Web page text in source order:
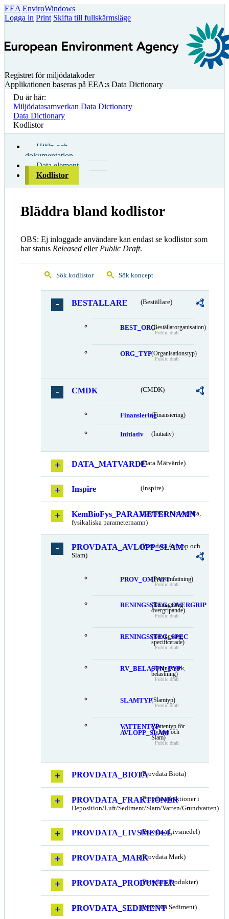
EEA EnviroWindows
Logga in Print Skifta till fullskärmsläge
Registret för miljödatakoder
Applikationen baseras på EEA:s Data Dictionary
Du är här:
Miljödatasamverkan Data Dictionary
Data Dictionary
Kodlistor
Hjälp och
dokumentation
Data element
Kodlistor
Bläddra bland kodlistor
OBS: Ej inloggade användare kan endast se kodlistor som
har status Released eller Public Draft.
Sök kodlistor Sök koncept
BESTALLARE (Beställare)
BEST_ORG(Beställarorganisation)
Public draft
ORG_TYP(Organisationstyp)
Public draft
CMDK (CMDK)
Finansiering(Finansiering)
Initiativ (Initiativ)
DATA_MATVARDE(Data Mätvärde)
Inspire (Inspire)
KemBioFys_PARAMETERNAMN
(Kemiska, biologiska,
fysikaliska parameternamn)
PROVDATA_AVLOPP_SLAM
(Provdata Avlopp och
Slam)
PROV_OMFATT(Provomfattning)
Public draft
RENINGSSTEG_OVERGRIP
(Reningssteg
övergripande)
Public draft
RENINGSSTEG_SPEC
(Reningssteg
specificerade)
Public draft
RV_BELASTN_TYP
(Reningsverk,
belastning)
Public draft
SLAMTYP(Slamtyp)
Public draft
VATTENTYP-
AVLOPP_SLAM
(Vattentyp för
Avlopp och
Slam)
Public draft
PROVDATA_BIOTA(Provdata Biota)
PROVDATA_FRAKTIONER
(Provdata fraktioner i
Deposition/Luft/Sediment/Slam/Vatten/Grundvatten)
PROVDATA_LIVSMEDEL
(Provdata Livsmedel)
PROVDATA_MARK(Provdata Mark)
PROVDATA_PRODUKTER
(Provdata Produkter)
PROVDATA_SEDIMENT(Provdata Sediment)